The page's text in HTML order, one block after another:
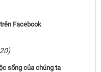
Facebook
sống của chúng ta